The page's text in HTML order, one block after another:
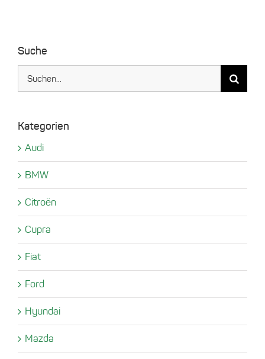
Suche
Kategorien
Audi
BMW
Citroën
Cupra
Fiat
Ford
Hyundai
Mazda